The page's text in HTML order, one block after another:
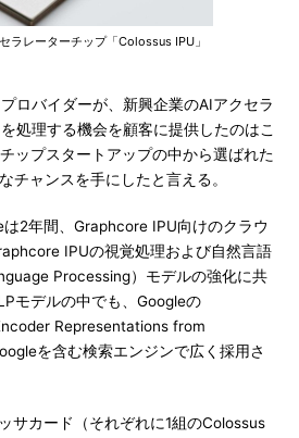
ラレーターチップ「Colossus IPU」
ロバイダーが、新興企業のAIアクセラ
処理する機会を顧客に提供したのはこ
ップスタートアップの中から選ばれた
チャンスを手にしたと言える。
2年間、Graphcore IPU向けのクラウ
IPUの視覚処理および自然言語
Processing）モデルの強化に共
モデルの中でも、Googleの
Representations from
を含む検索エンジンで広く採用さ
サカード（それぞれに1組のColossus